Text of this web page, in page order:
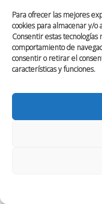
Para ofrecer las mejores
cookies para almacenar y/o
Consentir estas
comportamiento de
consentir o retirar el
características y funciones.